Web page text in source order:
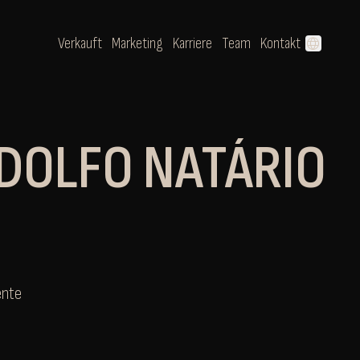
Verkauft Marketing Karriere Team Kontakt language
NATÁRIO